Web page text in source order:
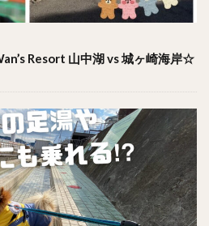
Resort 山中湖 vs 城ヶ崎海岸☆